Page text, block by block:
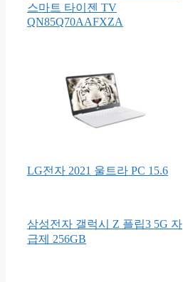
스마트 타이젠 TV
QN85Q70AAFXZA
LG전자 2021 울트라 PC 15.6
삼성전자 갤럭시 Z 플립3 5G 자
급제 256GB